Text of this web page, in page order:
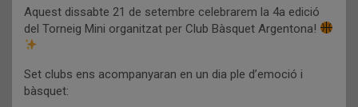
Aquest dissabte 21 de setembre celebrarem la 4a edició
del Torneig Mini organitzat per Club Bàsquet Argentona!
Set clubs ens acompanyaran en un dia ple d’emoció i
bàsquet: